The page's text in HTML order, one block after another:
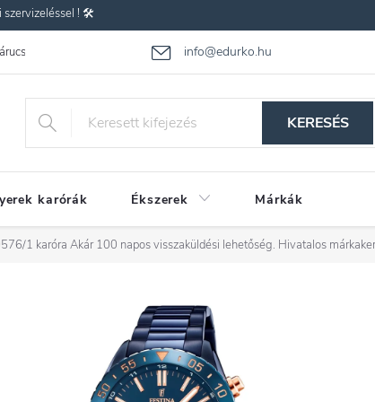
szervizeléssel ! 🛠️
info@edurko.hu
Gyakran ismételt kérdések
KERESÉS
karórák Ékszerek Márkák
1 karóra Akár 100 napos visszaküldési lehetőség. Hivatalos